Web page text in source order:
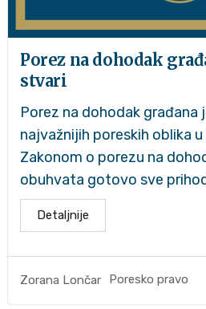
Porez na dohodak
stvari
Zorana Lončar Poresko pravo
Porez na dohodak građana
najvažnijih poreskih oblika
Zakonom o porezu na
obuhvata gotovo sve
Detaljnije